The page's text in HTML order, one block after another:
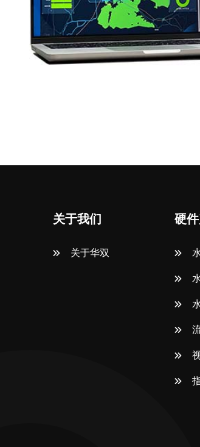
关于我们
关于华双
硬